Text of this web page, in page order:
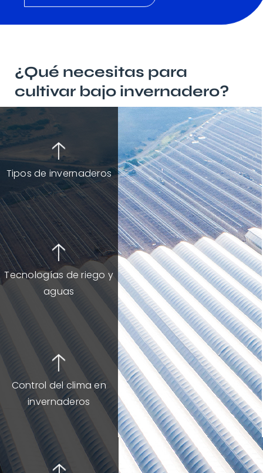
¿Qué necesitas para
cultivar bajo invernadero?
Tipos de invernaderos
Tecnologías de riego y
aguas
Control del clima en
invernaderos